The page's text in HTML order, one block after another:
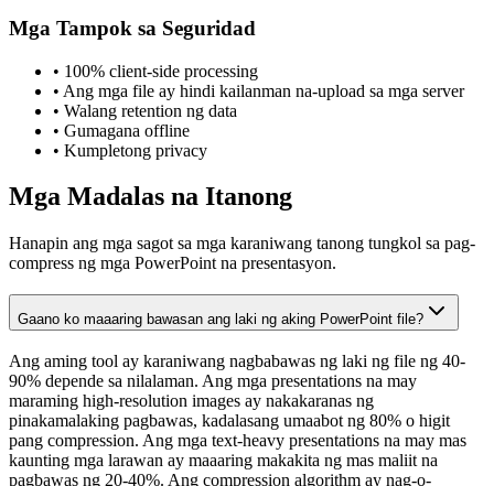
Mga Tampok sa Seguridad
• 100% client-side processing
• Ang mga file ay hindi kailanman na-upload sa mga server
• Walang retention ng data
• Gumagana offline
• Kumpletong privacy
Mga Madalas na Itanong
Hanapin ang mga sagot sa mga karaniwang tanong tungkol sa pag-
compress ng mga PowerPoint na presentasyon.
Gaano ko maaaring bawasan ang laki ng aking PowerPoint file?
Ang aming tool ay karaniwang nagbabawas ng laki ng file ng 40-
90% depende sa nilalaman. Ang mga presentations na may
maraming high-resolution images ay nakakaranas ng
pinakamalaking pagbawas, kadalasang umaabot ng 80% o higit
pang compression. Ang mga text-heavy presentations na may mas
kaunting mga larawan ay maaaring makakita ng mas maliit na
pagbawas ng 20-40%. Ang compression algorithm ay nag-o-